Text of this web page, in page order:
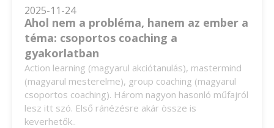
2025-11-24
Ahol nem a probléma, hanem az ember a
téma: csoportos coaching a
gyakorlatban
Action learning (magyarul akciótanulás), mastermind
(magyarul mesterelme), group coaching (magyarul
csoportos coaching). Három nagyon hasonló műfajról
lesz itt szó. Első ránézésre akár össze is
keverhetők..